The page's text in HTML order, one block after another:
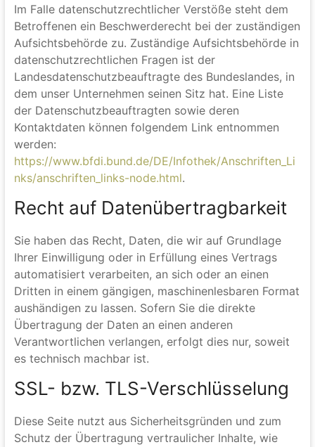
Beschwerderecht bei der
zuständigen Aufsichtsbehörde
Im Falle datenschutzrechtlicher Verstöße steht dem
Betroffenen ein Beschwerderecht bei der zuständigen
Aufsichtsbehörde zu. Zuständige Aufsichtsbehörde in
datenschutzrechtlichen Fragen ist der
Landesdatenschutzbeauftragte des Bundeslandes, in
dem unser Unternehmen seinen Sitz hat. Eine Liste
der Datenschutzbeauftragten sowie deren
Kontaktdaten können folgendem Link entnommen
werden:
nks/anschriften_links-node.html.
Recht auf Datenübertragbarkeit
Sie haben das Recht, Daten, die wir auf Grundlage
Ihrer Einwilligung oder in Erfüllung eines Vertrags
automatisiert verarbeiten, an sich oder an einen
Dritten in einem gängigen, maschinenlesbaren Format
aushändigen zu lassen. Sofern Sie die direkte
Übertragung der Daten an einen anderen
es technisch machbar ist.